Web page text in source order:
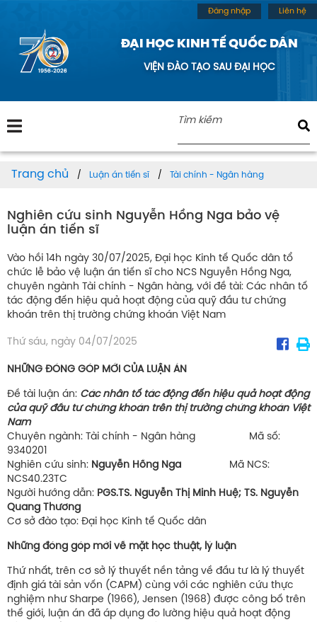
ĐẠI HỌC KINH TẾ QUỐC DÂN
VIỆN ĐÀO TẠO SAU ĐẠI HỌC
Đăng nhập Liên hệ
Trang chủ Luận án tiến sĩ Tài chính - Ngân hàng
Nghiên cứu sinh Nguyễn Hồng Nga bảo vệ
luận án tiến sĩ
Vào hồi 14h ngày 30/07/2025, Đại học Kinh tế Quốc dân tổ
chức lễ bảo vệ luận án tiến sĩ cho NCS Nguyễn Hồng Nga,
chuyên ngành Tài chính - Ngân hàng, với đề tài: Các nhân tố
tác động đến hiệu quả hoạt động của quỹ đầu tư chứng
khoán trên thị trường chứng khoán Việt Nam
Thứ sáu, ngày 04/07/2025
NHỮNG ĐÓNG GÓP MỚI CỦA LUẬN ÁN
Đề tài luận án: Các nhân tố tác động đến hiệu quả hoạt động
của quỹ đầu tư chứng khoán trên thị trường chứng khoán Việt
Nam
Chuyên ngành: Tài chính - Ngân hàng Mã số:
9340201
Nghiên cứu sinh: Nguyễn Hồng Nga Mã NCS:
NCS40.23TC
Người hướng dẫn: PGS.TS. Nguyễn Thị Minh Huệ; TS. Nguyễn
Quang Thương
Cơ sở đào tạo: Đại học Kinh tế Quốc dân
Những đóng góp mới về mặt học thuật, lý luận
Thứ nhất, trên cơ sở lý thuyết nền tảng về đầu tư là lý thuyết
định giá tài sản vốn (CAPM) cùng với các nghiên cứu thực
nghiệm như Sharpe (1966), Jensen (1968) được công bố trên
thế giới, luận án đã áp dụng đo lường hiệu quả hoạt động